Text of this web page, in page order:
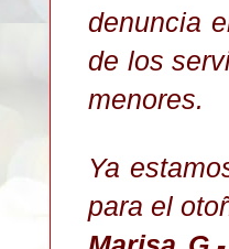
denuncia
de los
menores.
Ya
para el